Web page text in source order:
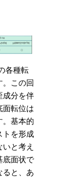
各種転
。この回
成分を伴
面転位は
。基本的
トを形成
と考え
底面状で
ると、あ